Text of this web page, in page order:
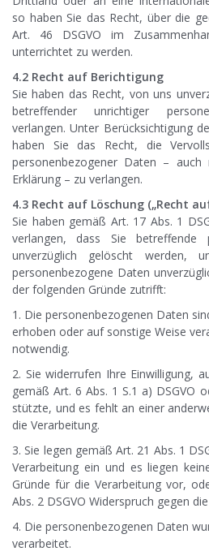
so haben Sie das Recht, über die
Art. 46 DSGVO im
unterrichtet zu werden.
4.2 Recht auf Berichtigung
Sie haben das Recht, von uns
betreffender unrichtiger
verlangen. Unter Berücksichtigung
haben Sie das Recht, die
personenbezogener Daten – auch
Erklärung – zu verlangen.
4.3 Recht auf Löschung („Recht
Sie haben gemäß Art. 17 Abs. 1
verlangen, dass Sie betreffende
unverzüglich gelöscht werden,
personenbezogene Daten
der folgenden Gründe zutrifft:
1. Die personenbezogenen Daten
erhoben oder auf sonstige Weise
notwendig.
2. Sie widerrufen Ihre Einwilligung,
gemäß Art. 6 Abs. 1 S.1 a) DSGVO
stützte, und es fehlt an einer
die Verarbeitung.
3. Sie legen gemäß Art. 21 Abs. 1
Verarbeitung ein und es liegen
Gründe für die Verarbeitung vor,
Abs. 2 DSGVO Widerspruch gegen
4. Die personenbezogenen Daten
verarbeitet.